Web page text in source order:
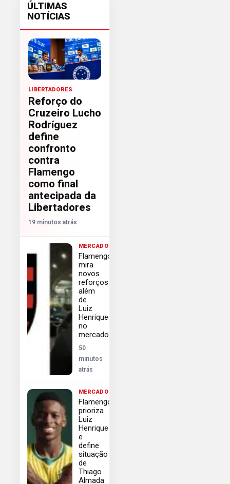
ÚLTIMAS
NOTÍCIAS
LIBERTADORES
Reforço do
Cruzeiro Lucho
Rodríguez
define
confronto
contra
Flamengo
como final
antecipada da
Libertadores
19 minutos atrás
MERCADO
Flamengo
mira
novos
reforços
além
de
Luiz
Henrique
no
mercado
50
minutos
atrás
MERCADO
Flamengo
prioriza
Luiz
Henrique
e
define
situação
de
Thiago
Almada